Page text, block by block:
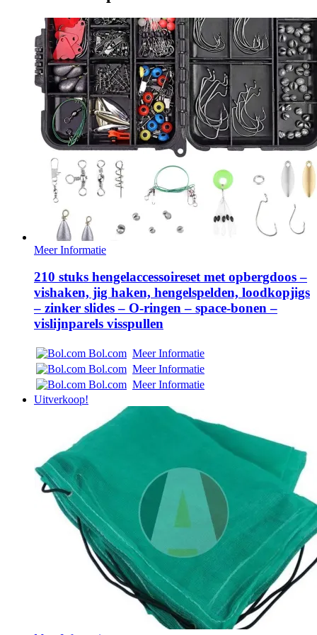
Meer Informatie
210 stuks hengelaccessoireset met opbergdoos –
vishaken, jig haken, hengelspelden, loodkopjigs
– zinker slides – O-ringen – space-bonen –
vislijnparels visspullen
Bol.com Meer Informatie
Bol.com Meer Informatie
Bol.com Meer Informatie
Uitverkoop!